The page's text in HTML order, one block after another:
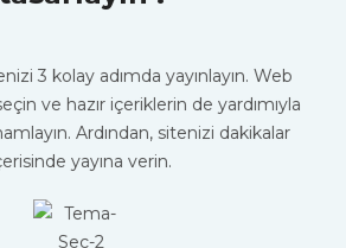
3 kolay adımda yayınlayın. Web
ve hazır içeriklerin de yardımıyla
Ardından, sitenizi dakikalar
yayına verin.